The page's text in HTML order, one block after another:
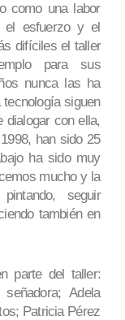
como una labor
el esfuerzo y el
difíciles el taller
para sus
nunca las ha
siguen
dialogar con ella,
han sido 25
ha sido muy
mucho y la
seguir
también en
parte del taller:
Adela
Patricia Pérez